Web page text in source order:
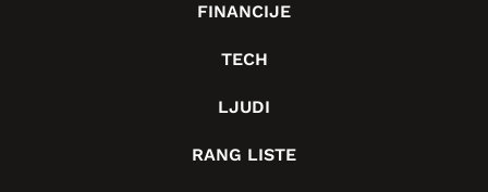
FINANCIJE
TECH
LJUDI
RANG LISTE